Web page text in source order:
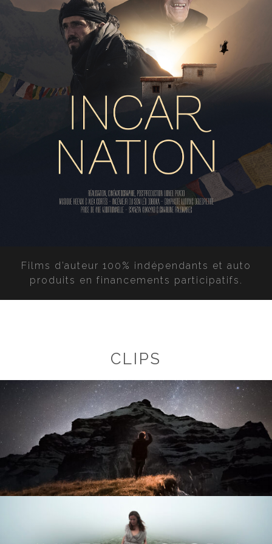
Films d’auteur 100% indépendants et auto
produits en financements participatifs.
CLIPS